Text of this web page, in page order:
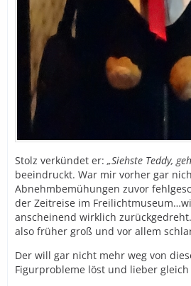
Stolz verkündet er: „Siehste Teddy,
beeindruckt. War mir vorher gar
Abnehmbemühungen zuvor
der Zeitreise im
anscheinend wirklich
also früher groß und vor allem
Der will gar nicht mehr weg von
Figurprobleme löst und lieber